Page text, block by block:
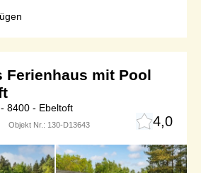
Ferienhaus mit Pool
8400 - Ebeltoft
Objekt Nr.: 130-D13643 4,0